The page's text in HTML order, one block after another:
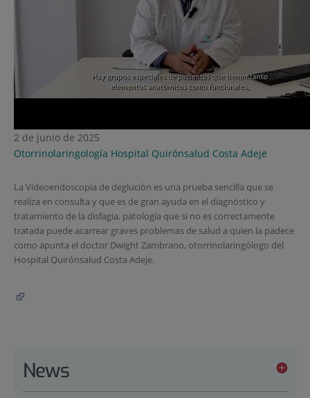
2 de junio de 2025
Otorrinolaringología Hospital Quirónsalud Costa Adeje
La Videoendoscopia de deglución es una prueba sencilla que se
realiza en consulta y que es de gran ayuda en el diagnóstico y
tratamiento de la disfagia, patología que si no es correctamente
tratada puede acarrear graves problemas de salud a quien la padece
como apunta el doctor Dwight Zambrano, otorrinolaringólogo del
Hospital Quirónsalud Costa Adeje.
News